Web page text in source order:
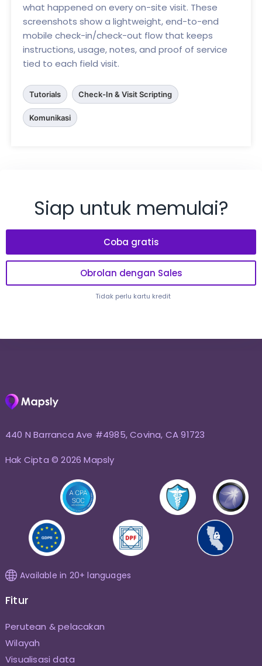
what happened on every on-site visit. These
screenshots show a lightweight, end-to-end
mobile check-in/check-out flow that keeps
instructions, usage, notes, and proof of service
tied to each field visit.
Tutorials Check-In & Visit Scripting
Komunikasi
Siap untuk memulai?
Coba gratis
Obrolan dengan Sales
Tidak perlu kartu kredit
440 N Barranca Ave #4985, Covina, CA 91723
Hak Cipta © 2026 Mapsly
Available in 20+ languages
Fitur
Perutean & pelacakan
Wilayah
Visualisasi data